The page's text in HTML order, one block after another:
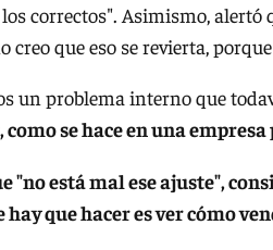
correctos". Asimismo,
creo que eso se revierta,
un problema interno que
se hace en una
"no está mal ese ajuste",
que hacer es ver cómo